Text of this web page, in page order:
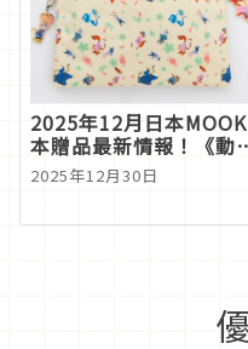
2025年12月日本MOOK
本贈品最新情報！《動
方城市2》茱蒂＆尼克收
納包登場，粉絲必收
2025年12月30日